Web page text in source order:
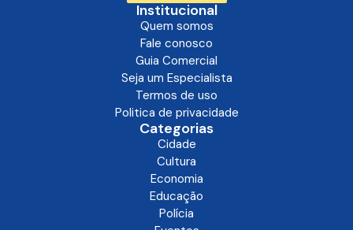
Institucional
Quem somos
Fale conosco
Guia Comercial
Seja um Especialista
Termos de uso
Politica de privacidade
Categorias
Cidade
Cultura
Economia
Educação
Polícia